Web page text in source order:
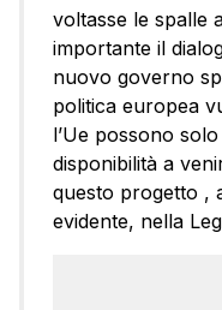
voltasse le spalle
importante il
nuovo governo
politica europea
l’Ue possono
disponibilità a
questo progetto ,
evidente, nella